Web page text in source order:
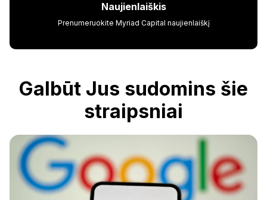
Naujienlaiškis
Prenumeruokite Myriad Capital naujienlaiškį
Galbūt Jus sudomins šie
straipsniai